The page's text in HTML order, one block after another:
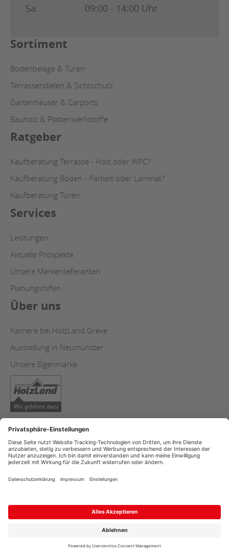
Sa.
09:00 - 14:00 Uhr
Sortiment
Bodenbeläge & Türen
Terrassendielen & Sichtschutz
Gartenhäuser & Carports
Bauholz & Plattenwerkstoffe
Ratgeber
Kaufberatung Terrasse - Holz oder WPC?
Kaufberatung Böden - Parkett oder Laminat?
Kaufberatung Türen
Services
Leistungen
Aktuelle Prospekte
Unsere Markenlieferanten
Planungshilfen
Über uns
Karriere bei HolzLand Greve
Ausstellung in Neumünster
Unsere Eigenmarke
Copyright
Datenschutz
Impressum